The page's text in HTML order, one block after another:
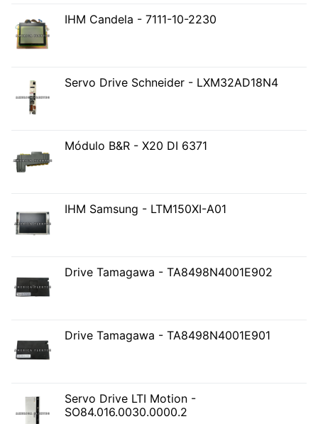
IHM Candela - 7111-10-2230
Servo Drive Schneider - LXM32AD18N4
Módulo B&R - X20 DI 6371
IHM Samsung - LTM150XI-A01
Drive Tamagawa - TA8498N4001E902
Drive Tamagawa - TA8498N4001E901
Servo Drive LTI Motion -
SO84.016.0030.0000.2